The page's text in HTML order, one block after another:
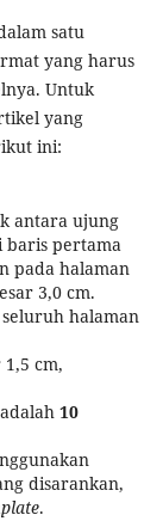
satu
yang harus
Untuk
yang
ini:
antara ujung
baris pertama
pada halaman
3,0 cm.
halaman
cm,
10
disarankan,
.